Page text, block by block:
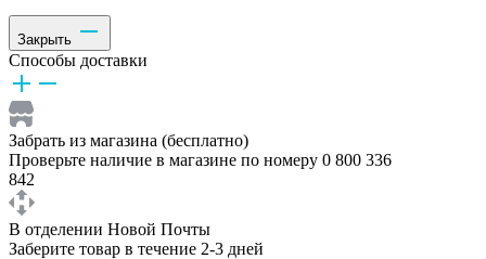
Закрыть
Способы доставки
Забрать из магазина (бесплатно)
Проверьте наличие в магазине по номеру 0 800 336
842
В отделении Новой Почты
Заберите товар в течение 2-3 дней